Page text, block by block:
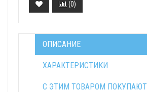
(0)
ОПИСАНИЕ
ХАРАКТЕРИСТИКИ
С ЭТИМ ТОВАРОМ ПОКУПАЮТ